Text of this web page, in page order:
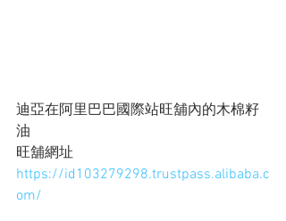
迪亞在阿里巴巴國際站旺舖內的木棉籽
油
旺舖網址
https://id103279298.trustpass.alibaba.c
om/